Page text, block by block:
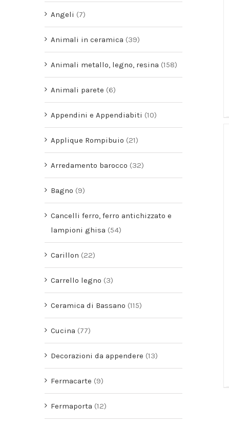
Angeli (7)
Animali in ceramica (39)
Animali metallo, legno, resina (158)
Animali parete (6)
Appendini e Appendiabiti (10)
Applique Rompibuio (21)
Arredamento barocco (32)
Bagno (9)
Cancelli ferro, ferro antichizzato e
lampioni ghisa (54)
Carillon (22)
Carrello legno (3)
Ceramica di Bassano (115)
Cucina (77)
Decorazioni da appendere (13)
Fermacarte (9)
Fermaporta (12)